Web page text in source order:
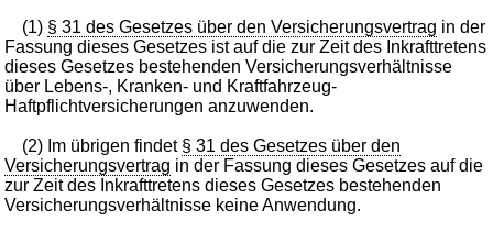
(1) § 31 des Gesetzes über den Versicherungsvertrag in der
Fassung dieses Gesetzes ist auf die zur Zeit des Inkrafttretens
dieses Gesetzes bestehenden Versicherungsverhältnisse
über Lebens-, Kranken- und Kraftfahrzeug-
Haftpflichtversicherungen anzuwenden.
(2) Im übrigen findet § 31 des Gesetzes über den
Versicherungsvertrag in der Fassung dieses Gesetzes auf die
zur Zeit des Inkrafttretens dieses Gesetzes bestehenden
Versicherungsverhältnisse keine Anwendung.